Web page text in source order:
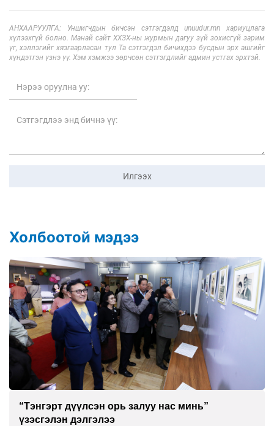
АНХААРУУЛГА: Уншигчдын бичсэн сэтгэгдэлд unuudur.mn хариуцлага
хүлээхгүй болно. Манай сайт ХХЗХ-ны журмын дагуу зүй зохисгүй зарим
үг, хэллэгийг хязгаарласан тул Та сэтгэгдэл бичихдээ бусдын эрх ашгийг
хүндэтгэн үзнэ үү. Хэм хэмжээ зөрчсөн сэтгэгдлийг админ устгах эрхтэй.
Илгээх
Холбоотой мэдээ
дүүлсэн орь залуу нас минь”
дэлгэлээ